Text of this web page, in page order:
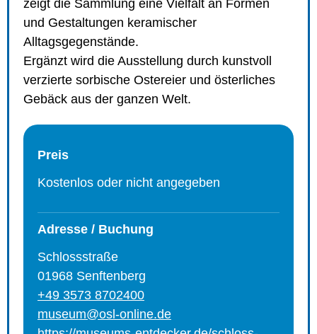
zeigt die Sammlung eine Vielfalt an Formen
und Gestaltungen keramischer
Alltagsgegenstände.
Ergänzt wird die Ausstellung durch kunstvoll
verzierte sorbische Ostereier und österliches
Gebäck aus der ganzen Welt.
Preis
Kostenlos oder nicht angegeben
Adresse / Buchung
Schlossstraße
01968 Senftenberg
+49 3573 8702400
museum@osl-online.de